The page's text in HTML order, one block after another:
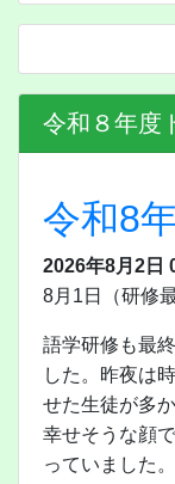
令和８年度
令和8
2026年8月2日
8月1日（研修
語学研修も最
した。昨夜は
せた生徒が多
幸せそうな顔
っていました。